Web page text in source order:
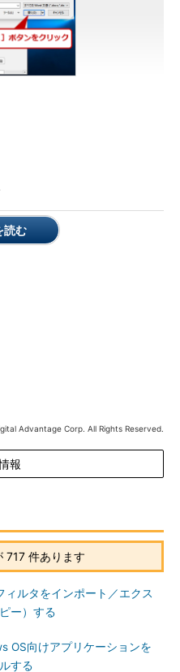
によってテキスト編集しやす
じ表示にならないこと」の警
PCの性能にもよるが、PDF
は時間がかかるため、Wordが
レイアウトが同じ
が表示される。
様にPDFファイルが編集可
が多少崩れてしまうところも
ペーストする場合よりも書式
読む
Advantage Corp. All Rights Reserved.
報
717 件あります
ィルタをインポート／エクス
ー）する
OS向けアプリケーションを
する